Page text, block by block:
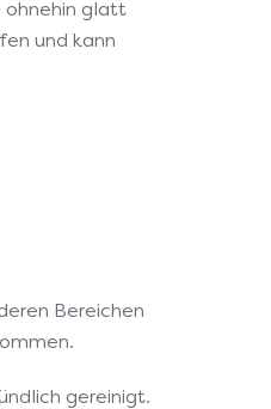
ohnehin glatt
und kann
Bereichen
gereinigt.